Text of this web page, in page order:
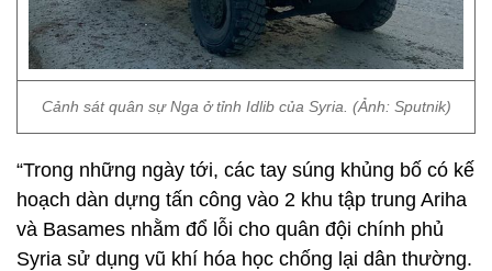
Cảnh sát quân sự Nga ở tỉnh Idlib của Syria. (Ảnh: Sputnik)
“Trong những ngày tới, các tay súng khủng bố có kế
hoạch dàn dựng tấn công vào 2 khu tập trung Ariha
và Basames nhằm đổ lỗi cho quân đội chính phủ
Syria sử dụng vũ khí hóa học chống lại dân thường.